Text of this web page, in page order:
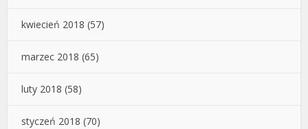
kwiecień 2018 (57)
marzec 2018 (65)
luty 2018 (58)
styczeń 2018 (70)